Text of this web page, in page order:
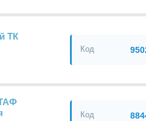
ТК
Код
Код